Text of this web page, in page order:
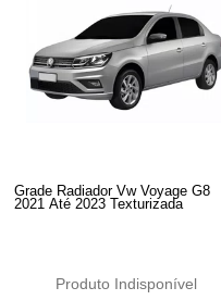
Grade Radiador Vw Voyage G8
2021 Até 2023 Texturizada
Produto Indisponível